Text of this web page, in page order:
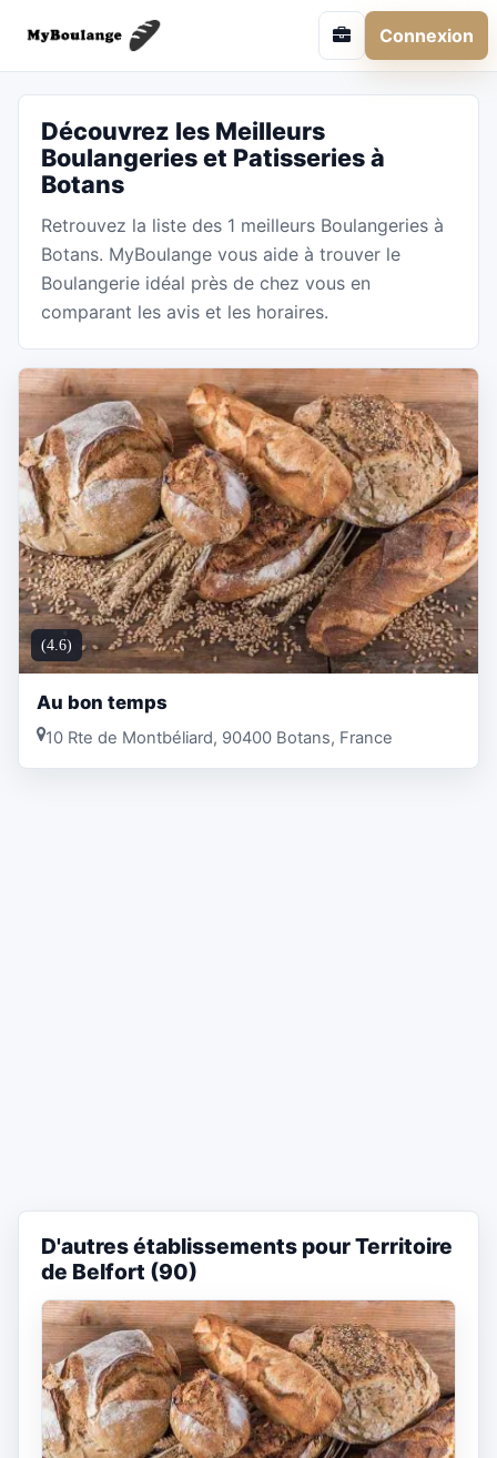
Connexion
Découvrez les Meilleurs
Boulangeries et Patisseries à
Botans
Retrouvez la liste des 1 meilleurs Boulangeries à
Botans. MyBoulange vous aide à trouver le
Boulangerie idéal près de chez vous en
comparant les avis et les horaires.
(4.6)
Au bon temps
10 Rte de Montbéliard, 90400 Botans, France
D'autres établissements pour Territoire
de Belfort (90)